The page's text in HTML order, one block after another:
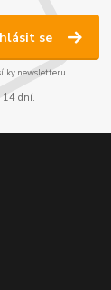
se
newsletteru.
14 dní.